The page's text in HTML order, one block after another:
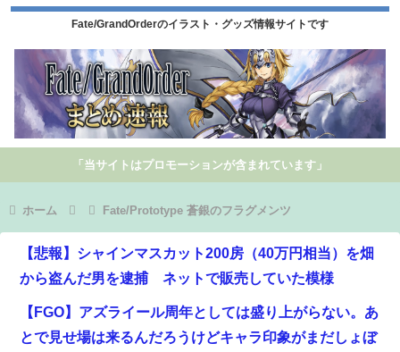
Fate/GrandOrderのイラスト・グッズ情報サイトです
「当サイトはプロモーションが含まれています」
ホーム Fate/Prototype 蒼銀のフラグメンツ
【悲報】シャインマスカット200房（40万円相当）を畑
から盗んだ男を逮捕 ネットで販売していた模様
【FGO】アズライール周年としては盛り上がらない。あ
とで見せ場は来るんだろうけどキャラ印象がまだしょぼ